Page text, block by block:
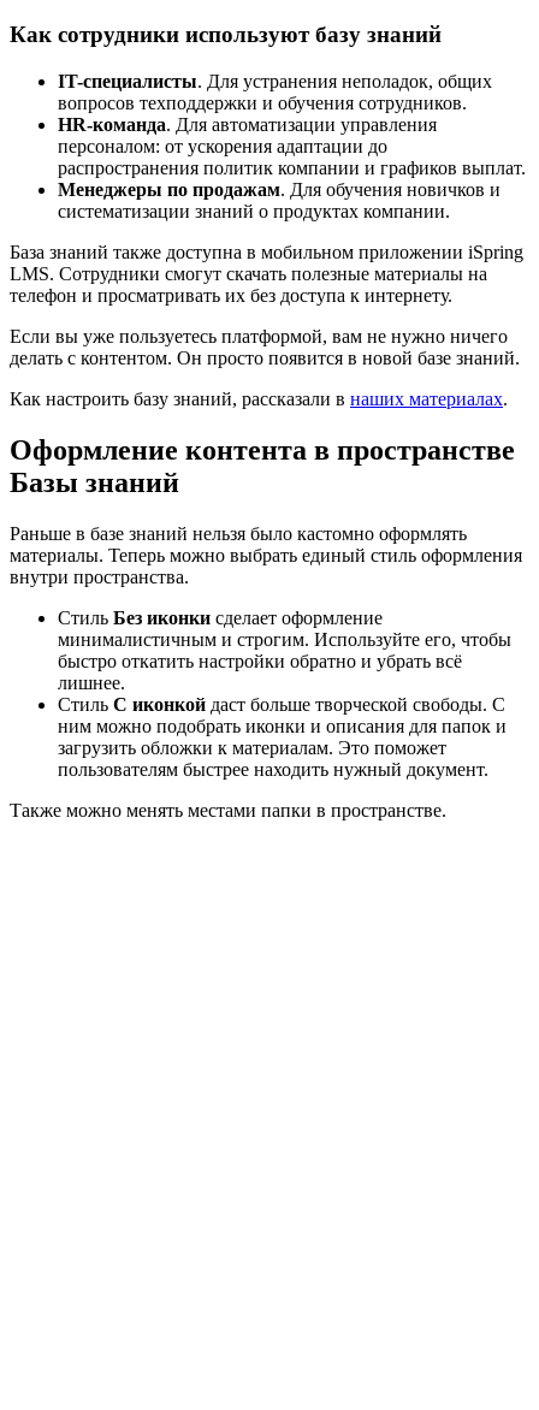
Как сотрудники используют базу знаний
IT-специалисты. Для устранения неполадок, общих
вопросов техподдержки и обучения сотрудников.
HR-команда. Для автоматизации управления
персоналом: от ускорения адаптации до
распространения политик компании и графиков выплат.
Менеджеры по продажам. Для обучения новичков и
систематизации знаний о продуктах компании.
База знаний также доступна в мобильном приложении iSpring
LMS. Сотрудники смогут скачать полезные материалы на
телефон и просматривать их без доступа к интернету.
Если вы уже пользуетесь платформой, вам не нужно ничего
делать с контентом. Он просто появится в новой базе знаний.
Как настроить базу знаний, рассказали в наших материалах.
Оформление контента в пространстве
Базы знаний
Раньше в базе знаний нельзя было кастомно оформлять
материалы. Теперь можно выбрать единый стиль оформления
внутри пространства.
Cтиль Без иконки сделает оформление
минималистичным и строгим. Используйте его, чтобы
быстро откатить настройки обратно и убрать всё
лишнее.
Стиль С иконкой даст больше творческой свободы. С
ним можно подобрать иконки и описания для папок и
загрузить обложки к материалам. Это поможет
пользователям быстрее находить нужный документ.
Также можно менять местами папки в пространстве.